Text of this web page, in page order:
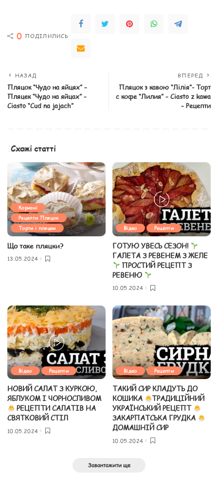
0 ПОДІЛИЛИСЬ
НАЗАД
Пляцок “Чудо на яйцях” –
Пляцек “Чудо на яйцах” –
Сiasto “Сud na jajach”
ВПЕРЕД
Пляцок з кавою “Лілія”- Торт
с кофе “Лилия” – Ciasto z kawa
– Рецепти
Схожі статті
Корисні
Рецепти Пляцок
Торти і пляцки
Що таке пляцки?
13.05.2024
Відео Рецепти
ГОТУЮ УВЕСЬ СЕЗОН!
ГАЛЕТА З РЕВЕНЕМ З ЖЕЛЕ
ПРОСТИЙ РЕЦЕПТ З
РЕВЕНЮ
10.05.2024
Відео Рецепти
НОВИЙ САЛАТ З КУРКОЮ,
ЯБЛУКОМ І ЧОРНОСЛИВОМ
РЕЦЕПТИ САЛАТІВ НА
СВЯТКОВИЙ СТІЛ
10.05.2024
Відео Рецепти
ТАКИЙ СИР КЛАДУТЬ ДО
КОШИКА
ТРАДИЦІЙНИЙ
УКРАЇНСЬКИЙ РЕЦЕПТ
ЗАКАРПАТСЬКА ГРУДКА
ДОМАШНІЙ СИР
10.05.2024
Завантажити ще